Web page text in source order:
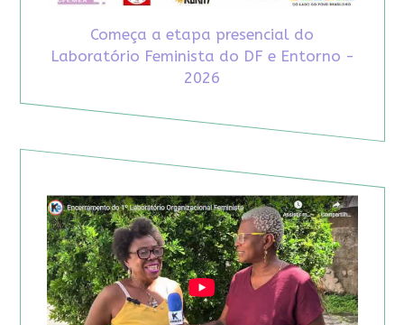
Começa a etapa presencial do
Laboratório Feminista do DF e Entorno -
2026